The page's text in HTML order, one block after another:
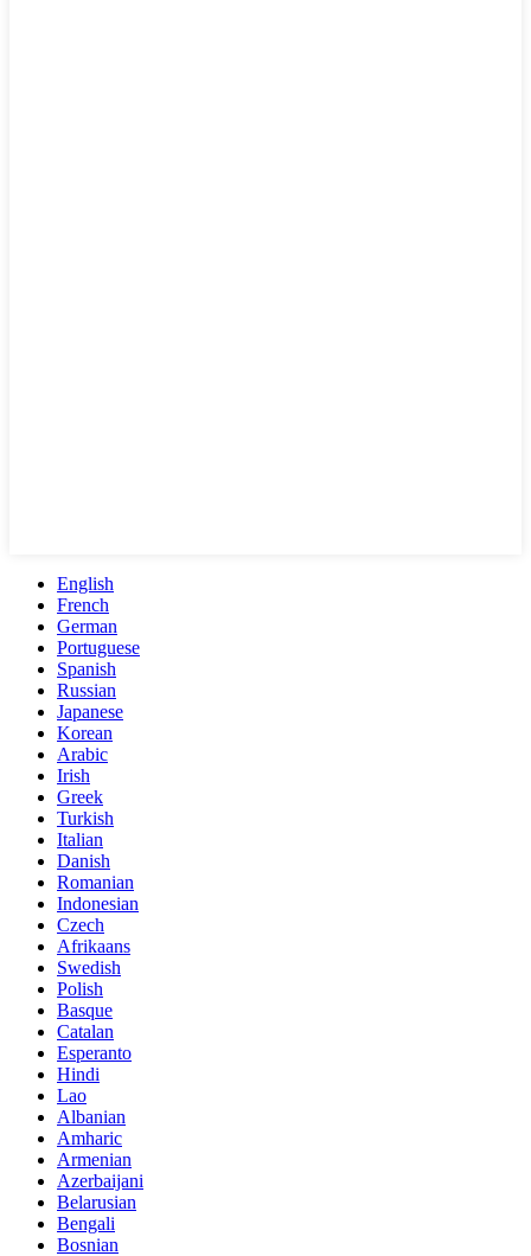
English
French
German
Portuguese
Spanish
Russian
Japanese
Korean
Arabic
Irish
Greek
Turkish
Italian
Danish
Romanian
Indonesian
Czech
Afrikaans
Swedish
Polish
Basque
Catalan
Esperanto
Hindi
Lao
Albanian
Amharic
Armenian
Azerbaijani
Belarusian
Bengali
Bosnian